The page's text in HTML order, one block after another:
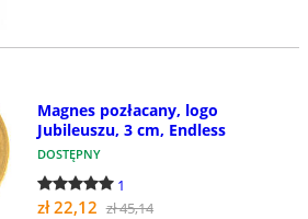
Magnes pozłacany, logo
Jubileuszu, 3 cm, Endless
DOSTĘPNY
1
zł 22,12 zł 45,14